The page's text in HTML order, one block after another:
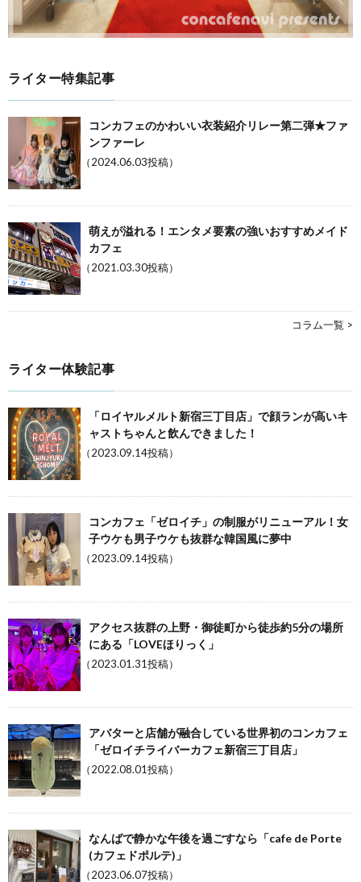
ライター特集記事
コンカフェのかわいい衣装紹介リレー第二弾★ファ
ンファーレ
（2024.06.03投稿）
萌えが溢れる！エンタメ要素の強いおすすめメイド
カフェ
（2021.03.30投稿）
コラム一覧 >
ライター体験記事
「ロイヤルメルト新宿三丁目店」で顔ランが高いキ
ャストちゃんと飲んできました！
（2023.09.14投稿）
コンカフェ「ゼロイチ」の制服がリニューアル！女
子ウケも男子ウケも抜群な韓国風に夢中
（2023.09.14投稿）
アクセス抜群の上野・御徒町から徒歩約5分の場所
にある「LOVEほりっく」
（2023.01.31投稿）
アバターと店舗が融合している世界初のコンカフェ
「ゼロイチライバーカフェ新宿三丁目店」
（2022.08.01投稿）
なんばで静かな午後を過ごすなら「cafe de Porte
(カフェドポルテ)」
（2023.06.07投稿）